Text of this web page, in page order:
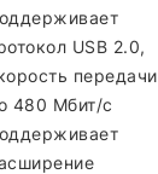
USB 2.0,
передачи
480 Мбит/с